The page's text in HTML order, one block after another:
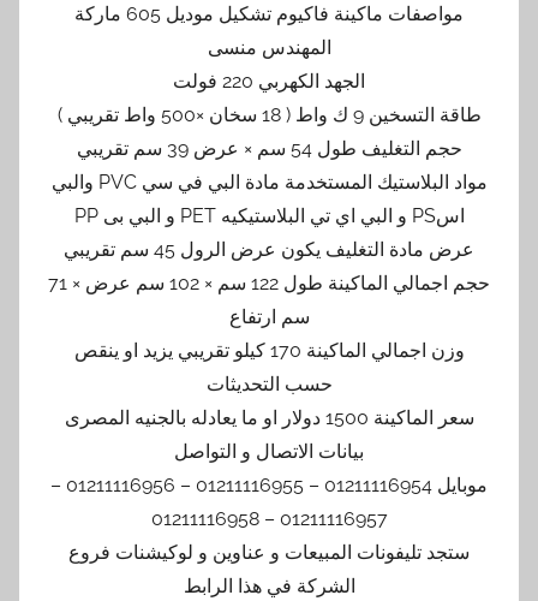
مواصفات ماكينة فاكيوم تشكيل موديل 605 ماركة
المهندس منسى
الجهد الكهربي 220 فولت
طاقة التسخين 9 ك واط ( 18 سخان ×500 واط تقريبي )
حجم التغليف طول 54 سم × عرض 39 سم تقريبي
مواد البلاستيك المستخدمة مادة البي في سي PVC والبي
اسPS و البي اي تي البلاستيكيه PET و البي بى PP
عرض مادة التغليف يكون عرض الرول 45 سم تقريبي
حجم اجمالي الماكينة طول 122 سم × 102 سم عرض × 71
سم ارتفاع
وزن اجمالي الماكينة 170 كيلو تقريبي يزيد او ينقص
حسب التحديثات
سعر الماكينة 1500 دولار او ما يعادله بالجنيه المصرى
بيانات الاتصال و التواصل
موبايل 01211116954 – 01211116955 – 01211116956 –
01211116957 – 01211116958
ستجد تليفونات المبيعات و عناوين و لوكيشنات فروع
الشركة في هذا الرابط